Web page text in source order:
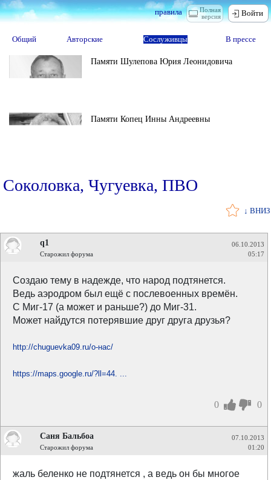
Полная
версия
правила Войти
Общий Авторские Сослуживцы В прессе
Памяти Шулепова Юрия Леонидовича
Памяти Копец Инны Андреевны
Соколовка, Чугуевка, ПВО
↓ ВНИЗ
q1
Старожил форума
06.10.2013
05:17
Создаю тему в надежде, что народ подтянется.
Ведь аэродром был ещё с послевоенных времён.
С Миг-17 (а может и раньше?) до Миг-31.
Может найдутся потерявшие друг друга друзья?
http://chuguevka09.ru/о-нас/
https://maps.google.ru/?ll=44. ...
0 0
Саня Бальбоа
Старожил форума
07.10.2013
01:20
жаль беленко не подтянется , а ведь он бы многое